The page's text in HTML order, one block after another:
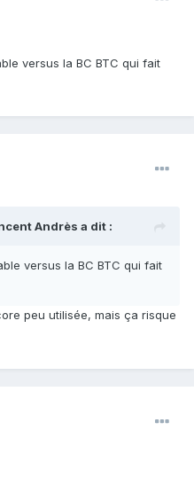
versus la BC BTC qui fait
Andrès a dit :
versus la BC BTC qui fait
peu utilisée, mais ça risque